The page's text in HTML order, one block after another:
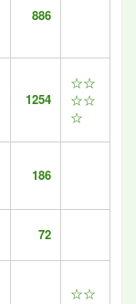
886
1254
☆☆
☆☆
☆
186
72
☆☆